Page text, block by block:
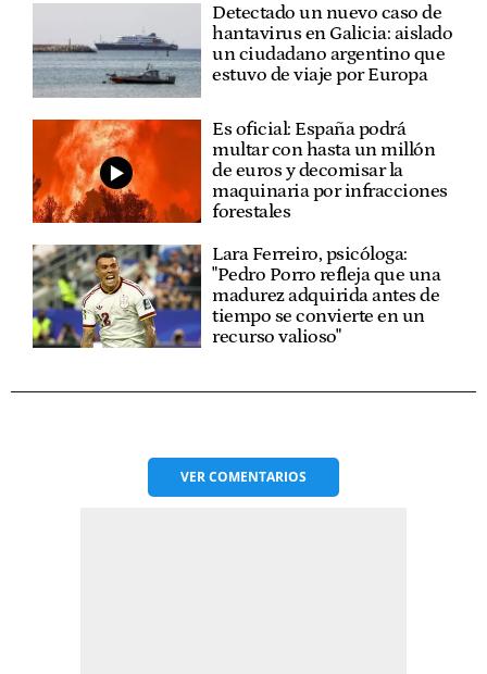
Detectado un nuevo caso de
hantavirus en Galicia: aislado
un ciudadano argentino que
estuvo de viaje por Europa
Es oficial: España podrá
multar con hasta un millón
de euros y decomisar la
maquinaria por infracciones
forestales
Lara Ferreiro, psicóloga:
"Pedro Porro refleja que una
madurez adquirida antes de
tiempo se convierte en un
recurso valioso"
VERCOMENTARIOS